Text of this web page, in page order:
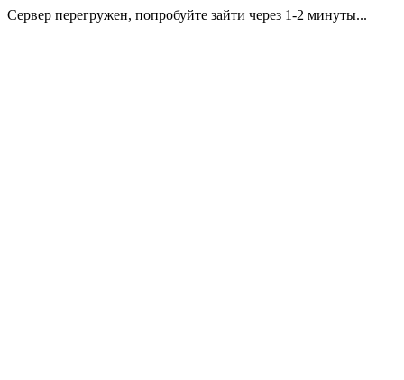
Сервер перегружен, попробуйте зайти через 1-2 минуты...